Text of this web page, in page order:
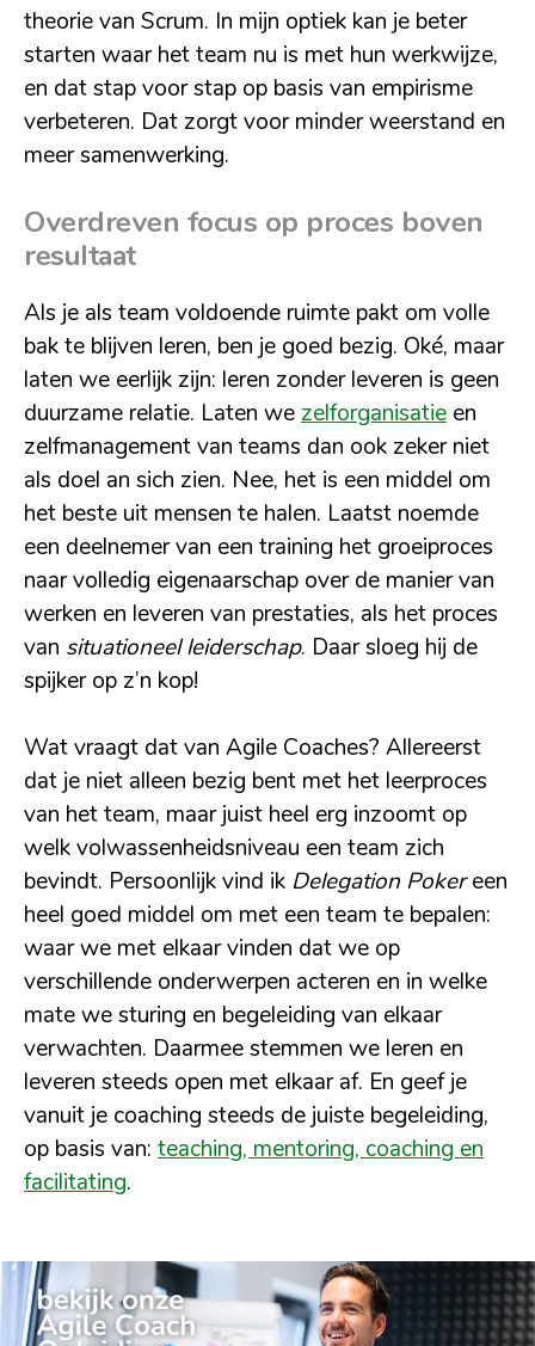
theorie van Scrum. In mijn optiek kan je beter
starten waar het team nu is met hun werkwijze,
en dat stap voor stap op basis van empirisme
verbeteren. Dat zorgt voor minder weerstand en
meer samenwerking.
Overdreven focus op proces boven
resultaat
Als je als team voldoende ruimte pakt om volle
bak te blijven leren, ben je goed bezig. Oké, maar
laten we eerlijk zijn: leren zonder leveren is geen
duurzame relatie. Laten wezelforganisatie en
zelfmanagement van teams dan ook zeker niet
als doel an sich zien. Nee, het is een middel om
het beste uit mensen te halen. Laatst noemde
een deelnemer van een training het groeiproces
naar volledig eigenaarschap over de manier van
werken en leveren van prestaties, als het proces
van situationeel leiderschap. Daar sloeg hij de
spijker op z’n kop!
Wat vraagt dat van Agile Coaches? Allereerst
dat je niet alleen bezig bent met het leerproces
van het team, maar juist heel erg inzoomt op
welk volwassenheidsniveau een team zich
bevindt. Persoonlijk vind ik Delegation Pokereen
heel goed middel om met een team te bepalen:
waar we met elkaar vinden dat we op
verschillende onderwerpen acteren en in welke
mate we sturing en begeleiding van elkaar
verwachten. Daarmee stemmen we leren en
leveren steeds open met elkaar af. En geef je
vanuit je coaching steeds de juiste begeleiding,
op basis van: teaching, mentoring, coaching en
facilitating.